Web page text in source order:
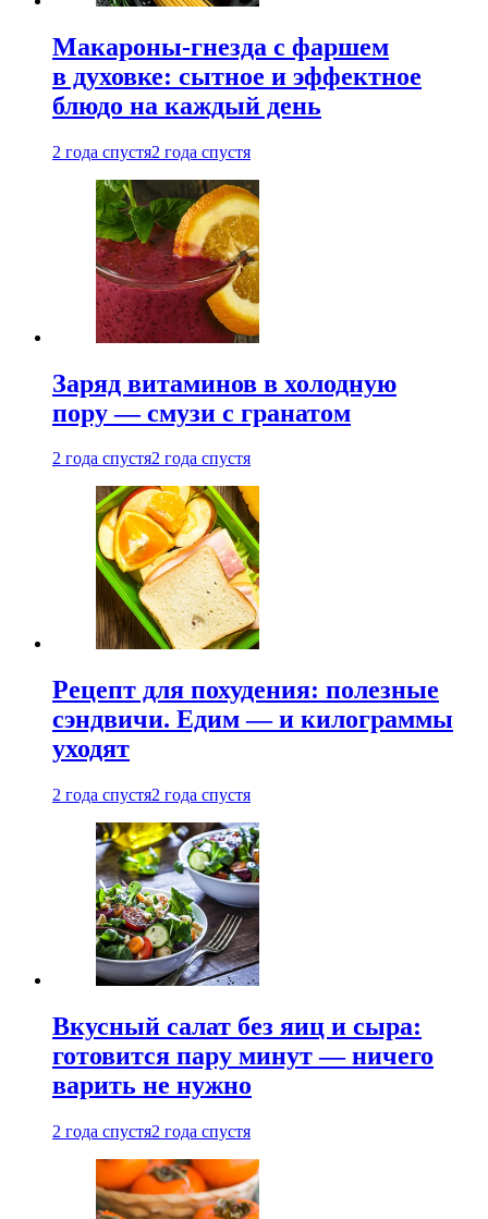
Макароны-гнезда с фаршем
в духовке: сытное и эффектное
блюдо на каждый день
2 года спустя2 года спустя
Заряд витаминов в холодную
пору — смузи с гранатом
2 года спустя2 года спустя
Рецепт для похудения: полезные
сэндвичи. Едим — и килограммы
уходят
2 года спустя2 года спустя
Вкусный салат без яиц и сыра:
готовится пару минут — ничего
варить не нужно
2 года спустя2 года спустя